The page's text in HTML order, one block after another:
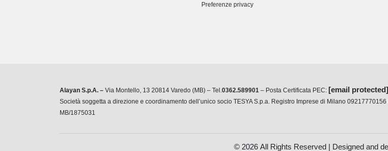
Preferenze privacy
Alayan S.p.A. – Via Montello, 13 20814 Varedo (MB) – Tel. 0362.589901 – Posta Certificata PEC: [email protected]
Società soggetta a direzione e coordinamento dell’unico socio TESYA S.p.a. Registro Imprese di Milano 09217770156
MB/1875031
© 2026 All Rights Reserved | Designed and